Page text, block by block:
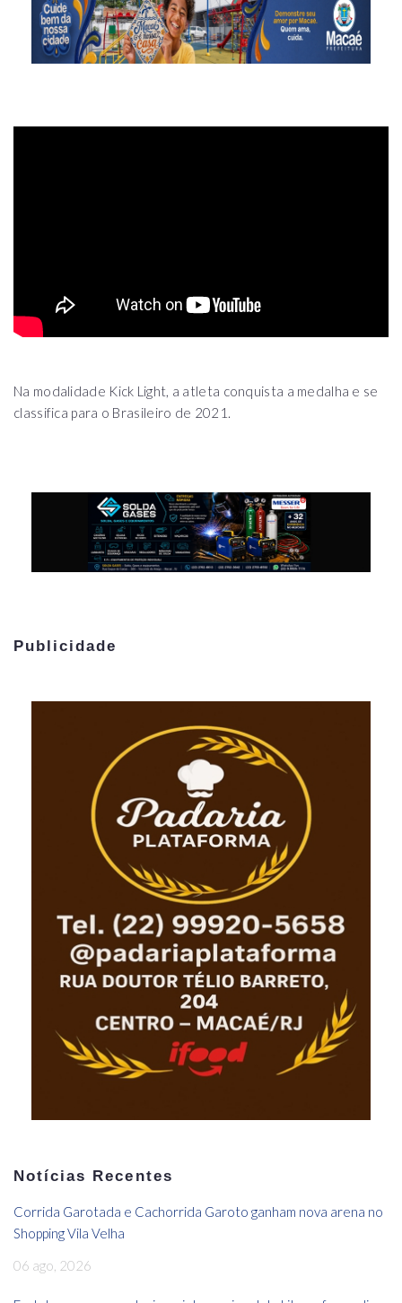
Na modalidade Kick Light, a atleta conquista a medalha e se
classifica para o Brasileiro de 2021.
Publicidade
Notícias Recentes
Corrida Garotada e Cachorrida Garoto ganham nova arena no
Shopping Vila Velha
06 ago, 2026